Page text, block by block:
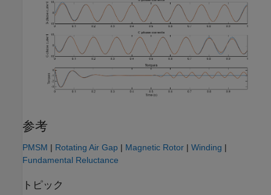
参考
PMSM | Rotating Air Gap | Magnetic Rotor | Winding |
Fundamental Reluctance
トピック